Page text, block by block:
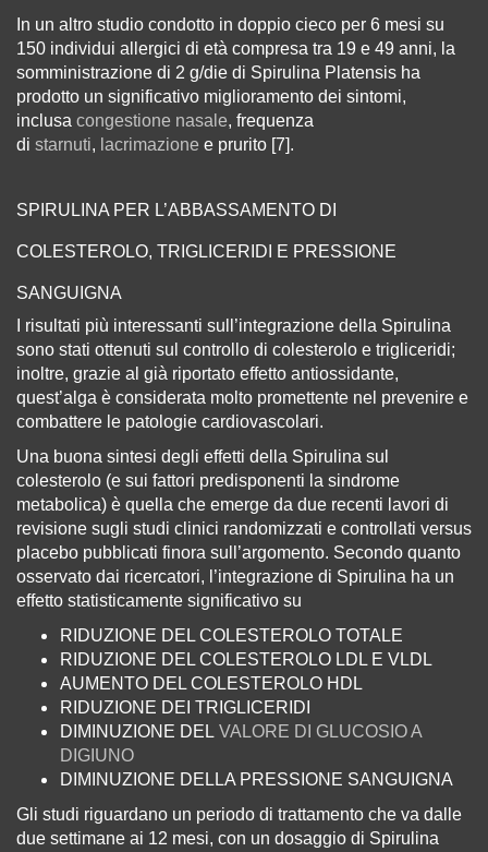
In un altro studio condotto in doppio cieco per 6 mesi su
150 individui allergici di età compresa tra 19 e 49 anni, la
somministrazione di 2 g/die di Spirulina Platensis ha
prodotto un significativo miglioramento dei sintomi,
inclusa congestione nasale, frequenza
di starnuti, lacrimazione e prurito [7].
SPIRULINA PER L’ABBASSAMENTO DI
COLESTEROLO, TRIGLICERIDI E PRESSIONE
SANGUIGNA
I risultati più interessanti sull’integrazione della Spirulina
sono stati ottenuti sul controllo di colesterolo e trigliceridi;
inoltre, grazie al già riportato effetto antiossidante,
quest’alga è considerata molto promettente nel prevenire e
combattere le patologie cardiovascolari.
Una buona sintesi degli effetti della Spirulina sul
colesterolo (e sui fattori predisponenti la sindrome
metabolica) è quella che emerge da due recenti lavori di
revisione sugli studi clinici randomizzati e controllati versus
placebo pubblicati finora sull’argomento. Secondo quanto
osservato dai ricercatori, l’integrazione di Spirulina ha un
effetto statisticamente significativo su
RIDUZIONE DEL COLESTEROLO TOTALE
RIDUZIONE DEL COLESTEROLO LDL E VLDL
AUMENTO DEL COLESTEROLO HDL
RIDUZIONE DEI TRIGLICERIDI
DIMINUZIONE DEL VALORE DI GLUCOSIO A
DIGIUNO
DIMINUZIONE DELLA PRESSIONE SANGUIGNA
Gli studi riguardano un periodo di trattamento che va dalle
due settimane ai 12 mesi, con un dosaggio di Spirulina